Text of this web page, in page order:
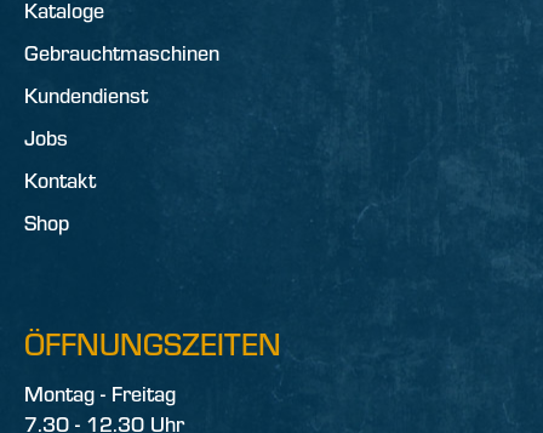
Kataloge
Gebrauchtmaschinen
Kundendienst
Jobs
Kontakt
Shop
ÖFFNUNGSZEITEN
Montag - Freitag
7.30 - 12.30 Uhr